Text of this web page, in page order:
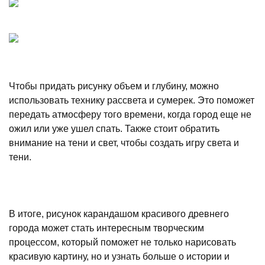
Чтобы придать рисунку объем и глубину, можно
использовать технику рассвета и сумерек. Это поможет
передать атмосферу того времени, когда город еще не
ожил или уже ушел спать. Также стоит обратить
внимание на тени и свет, чтобы создать игру света и
тени.
В итоге, рисунок карандашом красивого древнего
города может стать интересным творческим
процессом, который поможет не только нарисовать
красивую картину, но и узнать больше о истории и